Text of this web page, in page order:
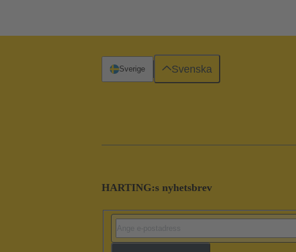
HARTING:s nyhetsbrev
Sverige Svenska